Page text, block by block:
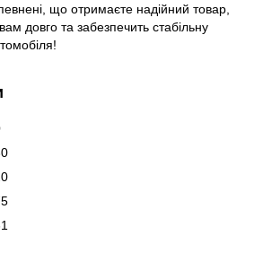
що отримаєте надійний товар,
довго та забезпечить стабільну